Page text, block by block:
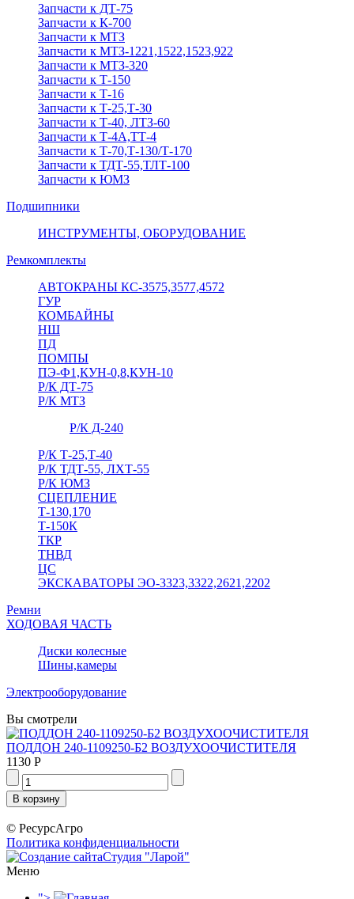
Запчасти к ДТ-75
Запчасти к К-700
Запчасти к МТЗ
Запчасти к МТЗ-1221,1522,1523,922
Запчасти к МТЗ-320
Запчасти к Т-150
Запчасти к Т-16
Запчасти к Т-25,Т-30
Запчасти к Т-40, ЛТЗ-60
Запчасти к Т-4А,ТТ-4
Запчасти к Т-70,Т-130/Т-170
Запчасти к ТДТ-55,ТЛТ-100
Запчасти к ЮМЗ
Подшипники
ИНСТРУМЕНТЫ, ОБОРУДОВАНИЕ
Ремкомплекты
АВТОКРАНЫ КС-3575,3577,4572
ГУР
КОМБАЙНЫ
НШ
ПД
ПОМПЫ
ПЭ-Ф1,КУН-0,8,КУН-10
Р/К ДТ-75
Р/К МТЗ
Р/К Д-240
Р/К Т-25,Т-40
Р/К ТДТ-55, ЛХТ-55
Р/К ЮМЗ
СЦЕПЛЕНИЕ
Т-130,170
Т-150К
ТКР
ТНВД
ЦС
ЭКСКАВАТОРЫ ЭО-3323,3322,2621,2202
Ремни
ХОДОВАЯ ЧАСТЬ
Диски колесные
Шины,камеры
Электрооборудование
Вы смотрели
ПОДДОН 240-1109250-Б2 ВОЗДУХООЧИСТИТЕЛЯ
1130 Р
© РесурсАгро
Политика конфиденциальности
Студия "Ларой"
Меню